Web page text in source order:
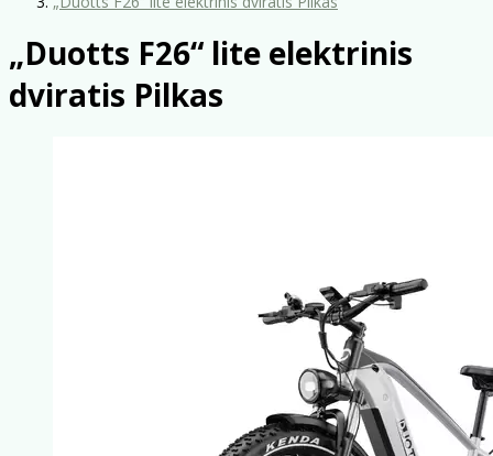
„Duotts ​​F26“ lite elektrinis
dviratis Pilkas